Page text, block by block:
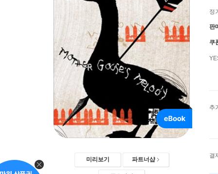
미리보기 파트너샵
정
판
쿠
추
결